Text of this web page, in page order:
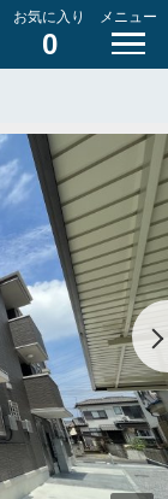
お気に入り
0
メニュー